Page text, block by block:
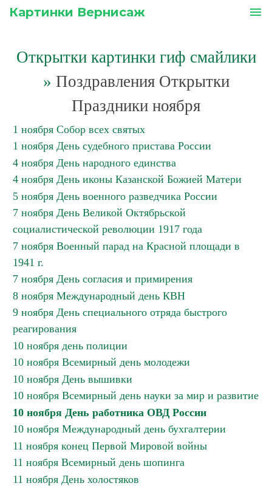
Картинки Вернисаж menu
Открытки картинки гиф смайлики
» Поздравления Открытки
Праздники ноября
1 ноября Собор всех святых
1 ноября День судебного пристава России
4 ноября День народного единства
4 ноября День иконы Казанской Божией Матери
5 ноября День военного разведчика России
7 ноября День Великой Октябрьской
социалистической революции 1917 года
7 ноября Военный парад на Красной площади в
1941 г.
7 ноября День согласия и примирения
8 ноября Международный день КВН
9 ноября День специального отряда быстрого
реагирования
10 ноября день полиции
10 ноября Всемирный день молодежи
10 ноября День вышивки
10 ноября Всемирный день науки за мир и развитие
10 ноября День работника ОВД России
10 ноября Международный день бухгалтерии
11 ноября конец Первой Мировой войны
11 ноября Всемирный день шопинга
11 ноября День холостяков